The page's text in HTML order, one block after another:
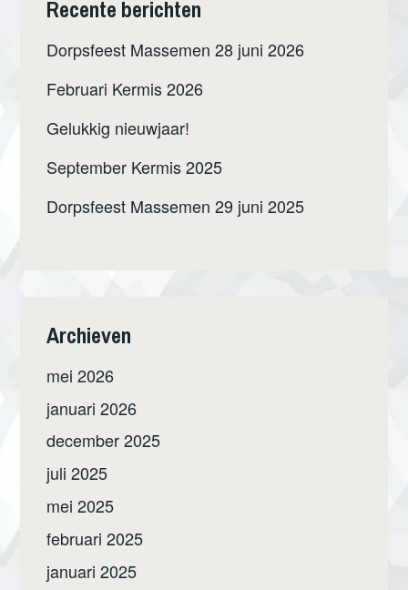
Recente berichten
Dorpsfeest Massemen 28 juni 2026
Februari Kermis 2026
Gelukkig nieuwjaar!
September Kermis 2025
Dorpsfeest Massemen 29 juni 2025
Archieven
mei 2026
januari 2026
december 2025
juli 2025
mei 2025
februari 2025
januari 2025